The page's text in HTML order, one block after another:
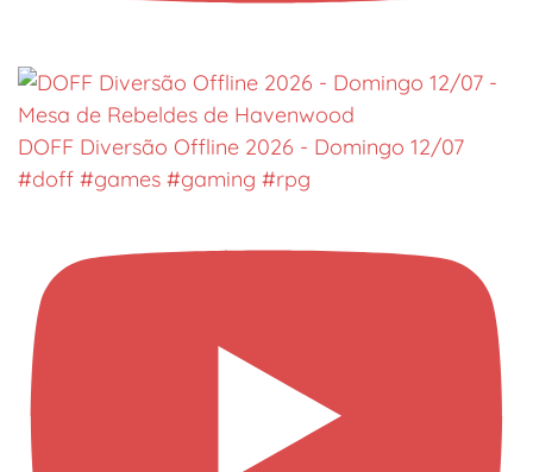
DOFF Diversão Offline 2026 - Domingo 12/07
#doff #games #gaming #rpg